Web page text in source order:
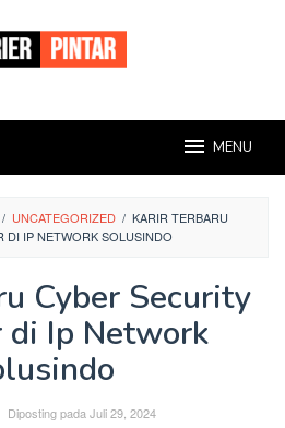
MENU
/ UNCATEGORIZED / KARIR TERBARU
DI IP NETWORK SOLUSINDO
Cyber Security
di Ip Network
Diposting pada Juli 29, 2024